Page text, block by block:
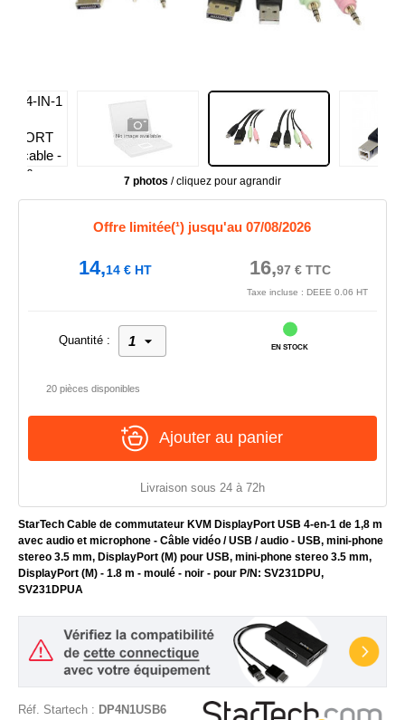
7 photos / cliquez pour agrandir
StarTech Cable de commutateur KVM DisplayPort USB 4-en-1 de 1,8 m
avec audio et microphone - Câble vidéo / USB / audio - USB, mini-phone
stereo 3.5 mm, DisplayPort (M) pour USB, mini-phone stereo 3.5 mm,
DisplayPort (M) - 1.8 m - moulé - noir - pour P/N: SV231DPU,
SV231DPUA
Réf. Startech: DP4N1USB6
Offre limitée(¹) jusqu'au 07/08/2026
14,14€HT 16,97 €TTC
Taxe incluse : DEEE 0.06 HT
Quantité :
EN STOCK
20 pièces disponibles
Ajouter au panier
Livraison sous 24 à 72h